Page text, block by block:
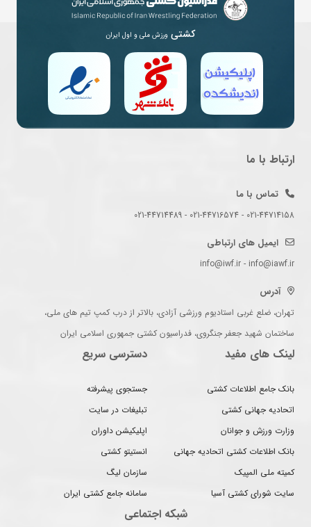
کشتی ورزش ملی و اول ایران
ارتباط با ما
تماس با ما
021-44714158 - 021-44716574 - 021-44714489
ایمیل های ارتباطی
info@iwf.ir - info@iawf.ir
آدرس
تهران، ضلع غربی استادیوم ورزشی آزادی، بالاتر از درب کمپ تیم های ملی،
ساختمان شهید جعفر جنگروی، فدراسیون کشتی جمهوری اسلامی ایران
لینک های مفید
بانک جامع اطلاعات کشتی
اتحادیه جهانی کشتی
وزارت ورزش و جوانان
بانک اطلاعات کشتی اتحادیه جهانی
کمیته ملی المپیک
سایت شورای کشتی آسیا
دسترسی سریع
جستجوی پیشرفته
تبلیغات در سایت
اپلیکیشن داوران
انستیتو کشتی
سازمان لیگ
سامانه جامع کشتی ایران
شبکه اجتماعی